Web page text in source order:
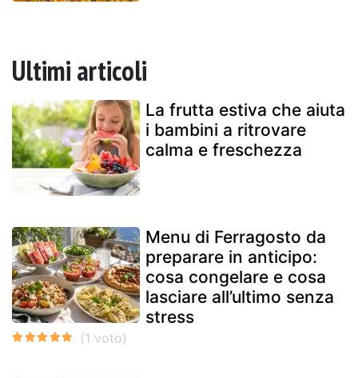
Ultimi articoli
La frutta estiva che aiuta
i bambini a ritrovare
calma e freschezza
Menu di Ferragosto da
preparare in anticipo:
cosa congelare e cosa
lasciare all’ultimo senza
stress